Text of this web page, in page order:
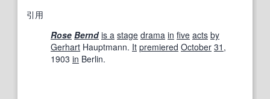
引用
Rose Bernd is a stage drama in five acts by
Gerhart Hauptmann. It premiered October 31 ,
1903 in Berlin.